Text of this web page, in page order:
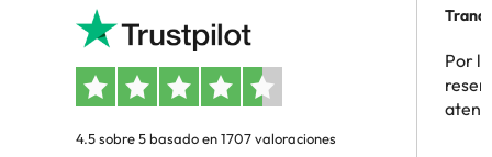
4.5 sobre 5 basado en 1707 valoraciones
Por